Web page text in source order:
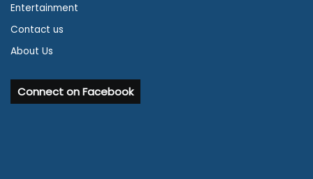
Entertainment
Contact us
About Us
Connect on Facebook